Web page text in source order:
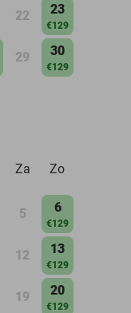
22 23
€129
29 30
€129
Za Zo
5 6
€129
12 13
€129
19 20
€129